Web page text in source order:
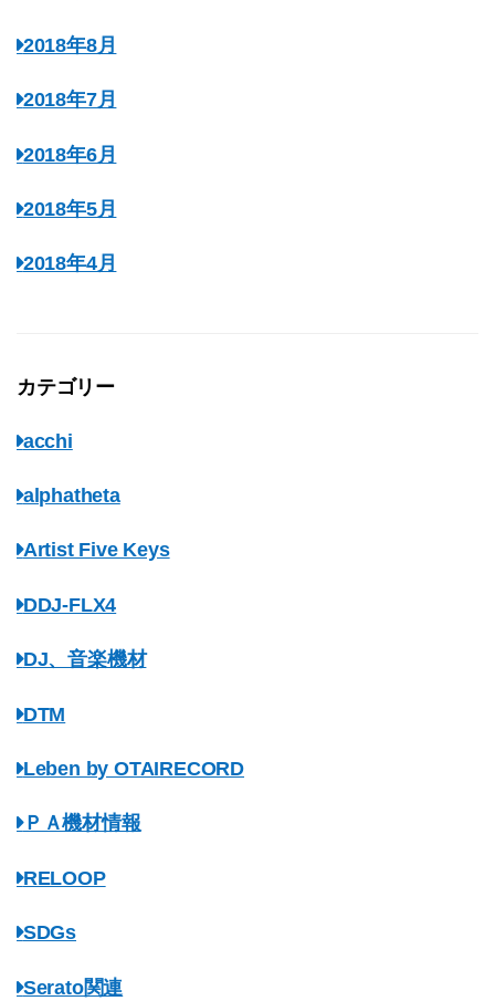
2018年8月
2018年7月
2018年6月
2018年5月
2018年4月
カテゴリー
acchi
alphatheta
Artist Five Keys
DDJ-FLX4
DJ、音楽機材
DTM
Leben by OTAIRECORD
ＰＡ機材情報
RELOOP
SDGs
Serato関連